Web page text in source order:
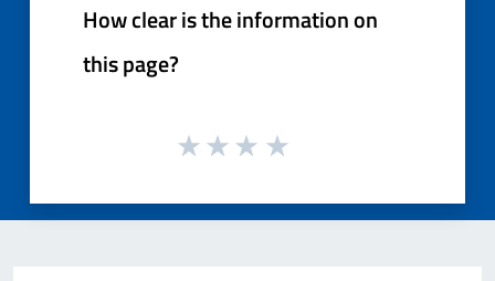
How clear is the information on
this page?